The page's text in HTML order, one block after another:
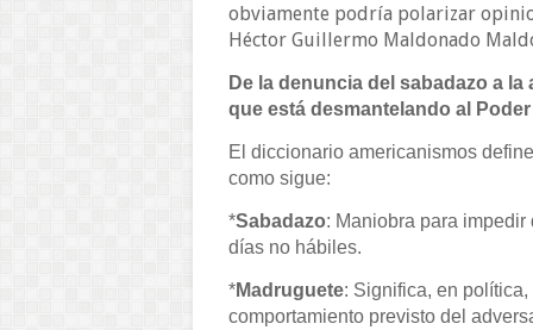
obviamente podría polarizar
Héctor Guillermo Maldonado
De la denuncia del sabadazo a
que está desmantelando al
El diccionario americanismos
como sigue:
*Sabadazo: Maniobra para
días no hábiles.
*Madruguete: Significa, en
comportamiento previsto del